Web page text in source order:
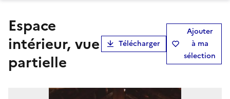
espace
intérieur, vue
partielle
Télécharger
Ajouter
à ma
sélection